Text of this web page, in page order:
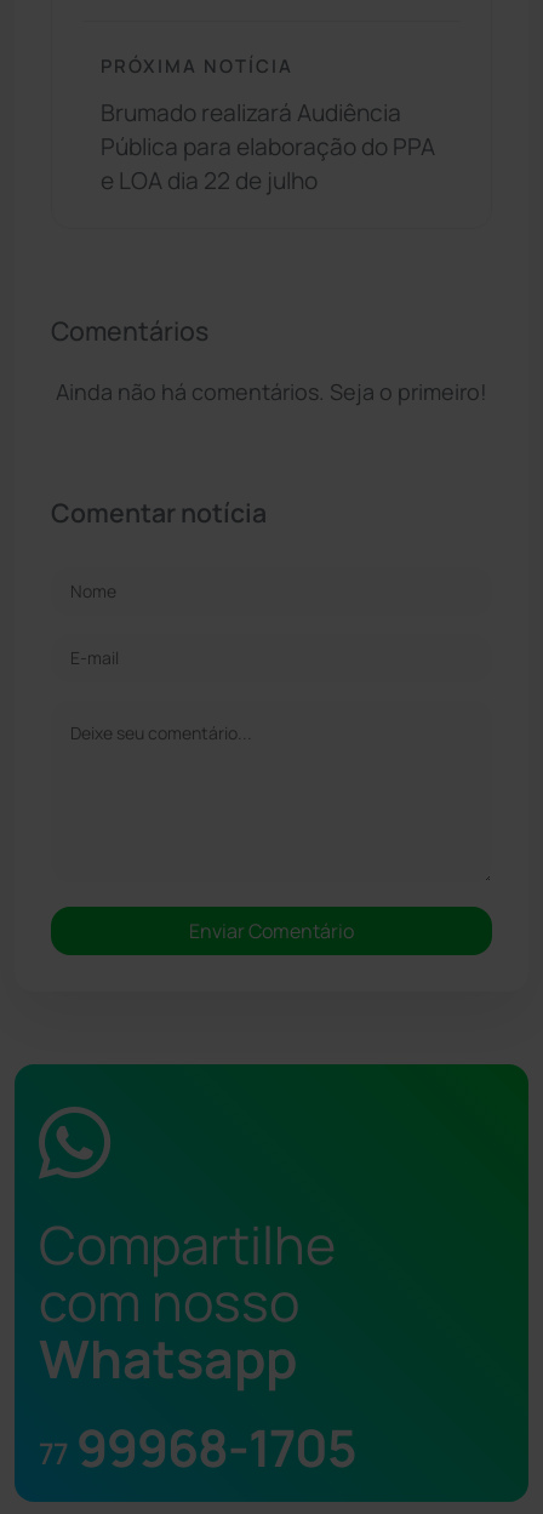
PRÓXIMA NOTÍCIA
Brumado realizará Audiência
Pública para elaboração do PPA
e LOA dia 22 de julho
Comentários
Ainda não há comentários. Seja o primeiro!
Comentar notícia
Compartilhe
com nosso
Whatsapp
77 99968-1705